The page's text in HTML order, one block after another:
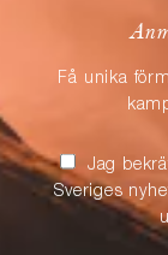
Få unika
Jag
Sveriges